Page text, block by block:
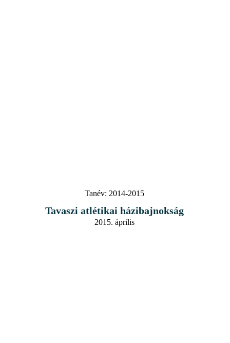
Tanév: 2014-2015
Tavaszi atlétikai házibajnokság
2015. április